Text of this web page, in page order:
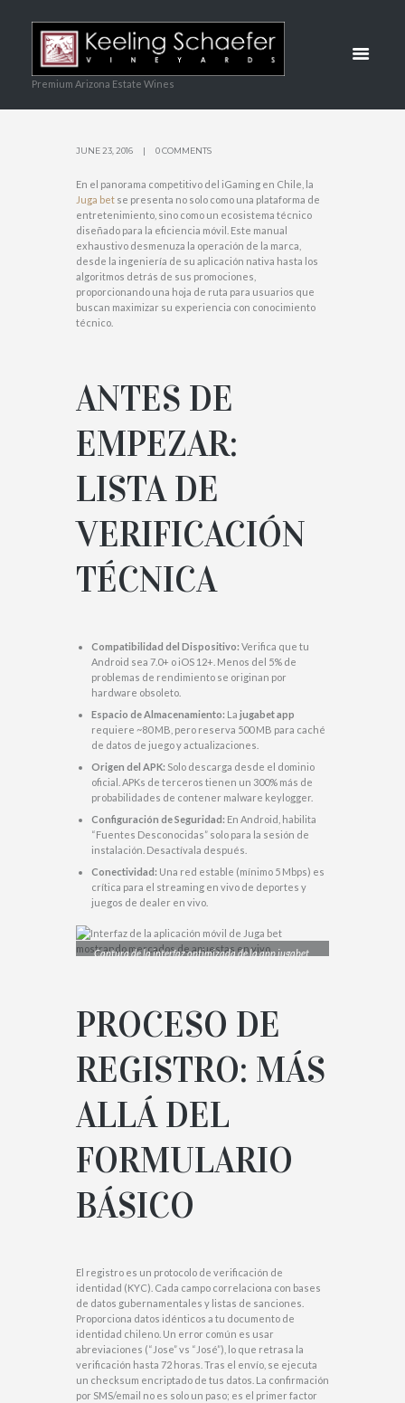
SEGURIDA
D Y
ESTRATEG
IA DE
BONOS
DESGLOSA
HOME
ANÁLISIS TÉCNICO DE JUGA BET...
Premium Arizona Estate Wines
JUNE 23, 2016 0 COMMENTS
En el panorama competitivo del iGaming en Chile, la
Juga bet se presenta no solo como una plataforma de
entretenimiento, sino como un ecosistema técnico
diseñado para la eficiencia móvil. Este manual
exhaustivo desmenuza la operación de la marca,
desde la ingeniería de su aplicación nativa hasta los
algoritmos detrás de sus promociones,
proporcionando una hoja de ruta para usuarios que
buscan maximizar su experiencia con conocimiento
técnico.
ANTES DE
EMPEZAR:
LISTA DE
VERIFICACIÓN
TÉCNICA
Compatibilidad del Dispositivo: Verifica que tu
Android sea 7.0+ o iOS 12+. Menos del 5% de
problemas de rendimiento se originan por
hardware obsoleto.
Espacio de Almacenamiento: La jugabet app
requiere ~80 MB, pero reserva 500 MB para caché
de datos de juego y actualizaciones.
Origen del APK: Solo descarga desde el dominio
oficial. APKs de terceros tienen un 300% más de
probabilidades de contener malware keylogger.
Configuración de Seguridad: En Android, habilita
“Fuentes Desconocidas” solo para la sesión de
instalación. Desactívala después.
Conectividad: Una red estable (mínimo 5 Mbps) es
crítica para el streaming en vivo de deportes y
juegos de dealer en vivo.
Captura de la interfaz optimizada de la app jugabet,
PROCESO DE
REGISTRO: MÁS
ALLÁ DEL
FORMULARIO
BÁSICO
El registro es un protocolo de verificación de
identidad (KYC). Cada campo correlaciona con bases
de datos gubernamentales y listas de sanciones.
Proporciona datos idénticos a tu documento de
identidad chileno. Un error común es usar
abreviaciones (“Jose” vs “José”), lo que retrasa la
verificación hasta 72 horas. Tras el envío, se ejecuta
un checksum encriptado de tus datos. La confirmación
por SMS/email no es solo un paso; es el primer factor